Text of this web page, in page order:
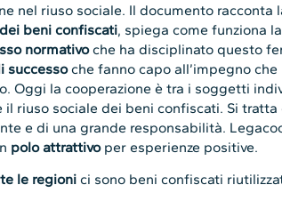
nel riuso sociale. Il documento racconta
beni confiscati, spiega come funziona
normativoche ha disciplinato questo
successoche fanno capo all’impegno che
Oggi la cooperazione è tra i soggetti
il riuso sociale dei beni confiscati. Si tratta
e di una grande responsabilità.
polo attrattivo per esperienze positive.
le regioni ci sono beni confiscati